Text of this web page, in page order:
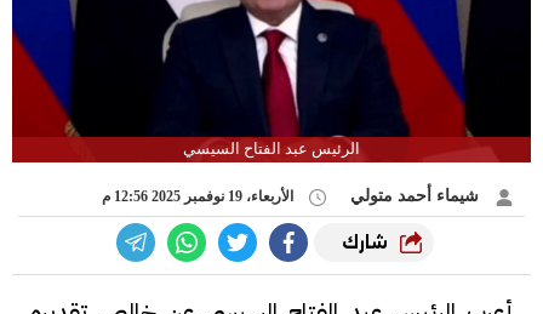
الرئيس عبد الفتاح السيسي
شيماء أحمد متولي الأربعاء، 19 نوفمبر 2025 12:56 م
شارك